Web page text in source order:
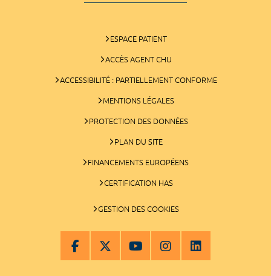
ESPACE PATIENT
ACCÈS AGENT CHU
ACCESSIBILITÉ : PARTIELLEMENT CONFORME
MENTIONS LÉGALES
PROTECTION DES DONNÉES
PLAN DU SITE
FINANCEMENTS EUROPÉENS
CERTIFICATION HAS
GESTION DES COOKIES